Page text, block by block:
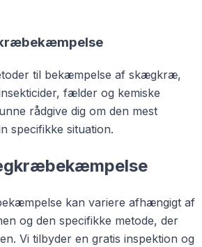
til bekæmpelse af skægkræ,
fælder og kemiske
rådgive dig om den mest
specifikke situation.
kan variere afhængigt af
og den specifikke metode, der
Vi tilbyder en gratis inspektion og